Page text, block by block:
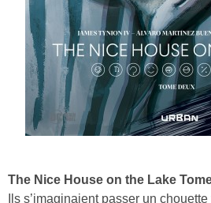
The Nice House on the Lake
Ils s’imaginaient passer un